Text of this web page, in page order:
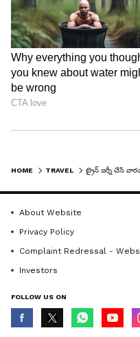
HOME TRAVEL
About Website
Privacy Policy
Complaint Redressal - Website
Investors
FOLLOW US ON